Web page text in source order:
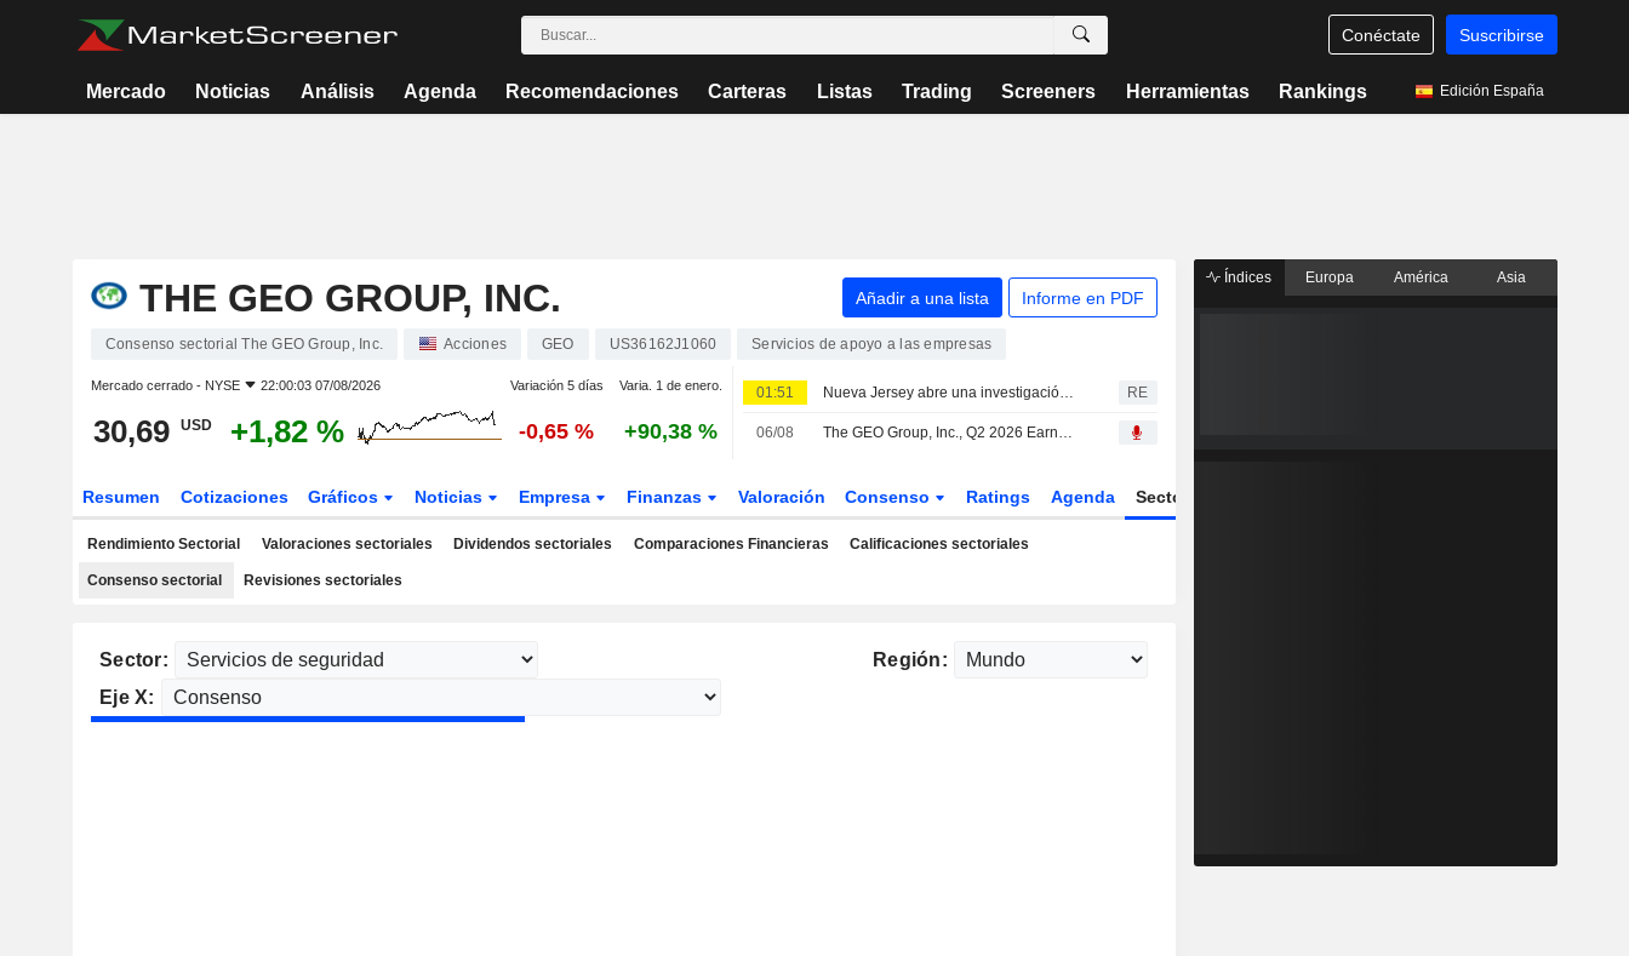
Conéctate Suscribirse
Mercado Noticias Análisis Agenda Recomendaciones Carteras Listas Trading Screeners Herramientas Rankings Edición España
THE GEO GROUP, INC. Añadir a una lista Informe en PDF
Consenso sectorial The GEO Group, Inc. Acciones GEO US36162J1060 Servicios de apoyo a las empresas
Mercado cerrado - NYSE 22:00:03 07/08/2026 Variación 5 días Varia. 1 de enero.
30,69 USD +1,82 % -0,65 % +90,38 %
01:51 Nueva Jersey abre una investigación de derechos civiles en un centro de detención privado del ICE en Newark RE
06/08 The GEO Group, Inc., Q2 2026 Earnings Call, Aug 06, 2026
Resumen Cotizaciones Gráficos Noticias Empresa Finanzas Valoración Consenso Ratings Agenda Sector
Rendimiento Sectorial Valoraciones sectoriales Dividendos sectoriales Comparaciones Financieras Calificaciones sectoriales
Consenso sectorial Revisiones sectoriales
Sector:
Región:
Eje X:
Índices Europa América Asia